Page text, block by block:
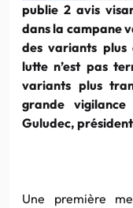
publie 2 avis
dans la campane
des variants plus
lutte n’est pas
variants plus
grande
Guludec,
Une première